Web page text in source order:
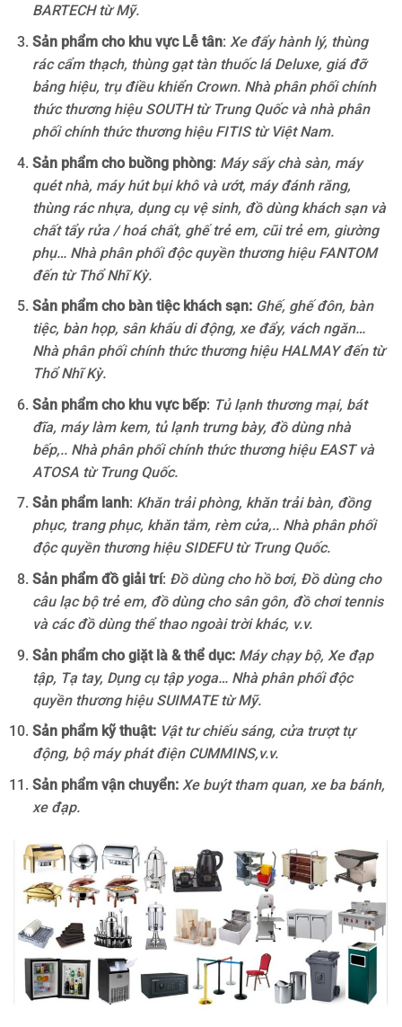
BARTECH từ Mỹ.
Sản phẩm cho khu vực Lễ tân: Xe đẩy hành lý, thùng
rác cẩm thạch, thùng gạt tàn thuốc lá Deluxe, giá đỡ
bảng hiệu, trụ điều khiển Crown. Nhà phân phối chính
thức thương hiệu SOUTH từ Trung Quốc và nhà phân
phối chính thức thương hiệu FITIS từ Việt Nam.
Sản phẩm cho buồng phòng: Máy sấy chà sàn, máy
quét nhà, máy hút bụi khô và ướt, máy đánh răng,
thùng rác nhựa, dụng cụ vệ sinh, đồ dùng khách sạn và
chất tẩy rửa / hoá chất, ghế trẻ em, cũi trẻ em, giường
phụ… Nhà phân phối độc quyền thương hiệu FANTOM
đến từ Thổ Nhĩ Kỳ.
Sản phẩm cho bàn tiệc khách sạn: Ghế, ghế đôn, bàn
tiệc, bàn họp, sân khấu di động, xe đẩy, vách ngăn…
Nhà phân phối chính thức thương hiệu HALMAY đến từ
Thổ Nhĩ Kỳ.
Sản phẩm cho khu vực bếp: Tủ lạnh thương mại, bát
đĩa, máy làm kem, tủ lạnh trưng bày, đồ dùng nhà
bếp,.. Nhà phân phối chính thức thương hiệu EAST và
ATOSA từ Trung Quốc.
Sản phẩm lanh: Khăn trải phòng, khăn trải bàn, đồng
phục, trang phục, khăn tắm, rèm cửa,.. Nhà phân phối
độc quyền thương hiệu SIDEFU từ Trung Quốc.
Sản phẩm đồ giải trí: Đồ dùng cho hồ bơi, Đồ dùng cho
câu lạc bộ trẻ em, đồ dùng cho sân gôn, đồ chơi tennis
và các đồ dùng thể thao ngoài trời khác, v.v.
Sản phẩm cho giặt là & thể dục: Máy chạy bộ, Xe đạp
tập, Tạ tay, Dụng cụ tập yoga… Nhà phân phối độc
quyền thương hiệu SUIMATE từ Mỹ.
Sản phẩm kỹ thuật: Vật tư chiếu sáng, cửa trượt tự
động, bộ máy phát điện CUMMINS,v.v.
Sản phẩm vận chuyển: Xe buýt tham quan, xe ba bánh,
xe đạp.